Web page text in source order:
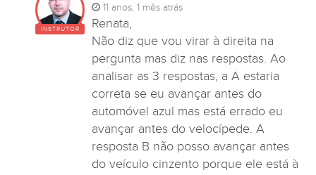
INSTRUTOR
11 anos, 1 mês atrás
Renata,
Não diz que vou virar à direita na
pergunta mas diz nas respostas. Ao
analisar as 3 respostas, a A estaria
correta se eu avançar antes do
automóvel azul mas está errado eu
avançar antes do velocípede. A
resposta B não posso avançar antes
do veículo cinzento porque ele está à